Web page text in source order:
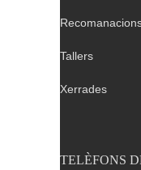
Tallers
Xerrades
TELÈFONS